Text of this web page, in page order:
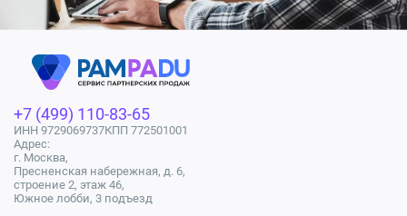
+7 (499) 110-83-65
ИНН 9729069737КПП 772501001
Адрес:
г. Москва,
Пресненская набережная, д. 6,
строение 2, этаж 46,
Южное лобби, 3 подъезд